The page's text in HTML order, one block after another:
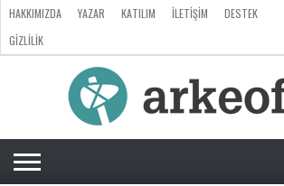
ARKEOLOJI
ANTROPOLOJI
PALEONTOLOJI
EVRIM
DOSYA
CEVAP
RÖPORTAJ
HAKKIMIZDA YAZAR KATILIM İLETIŞIM
DESTEK
GIZLILIK